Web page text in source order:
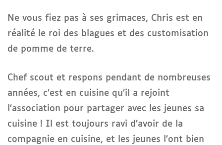
Ne vous fiez pas à ses grimaces, Chris est en
réalité le roi des blagues et des customisation
de pomme de terre.
Chef scout et respons pendant de nombreuses
années, c’est en cuisine qu’il a rejoint
l’association pour partager avec les jeunes sa
cuisine ! Il est toujours ravi d’avoir de la
compagnie en cuisine, et les jeunes l’ont bien